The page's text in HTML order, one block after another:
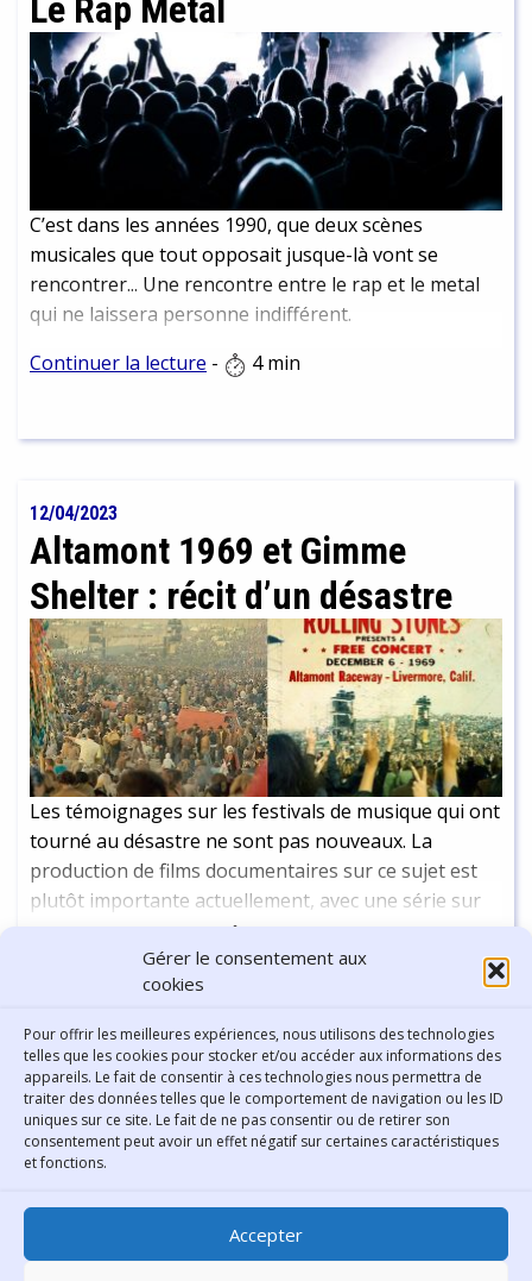
Gérer le consentement aux
cookies
Pour offrir les meilleures expériences, nous utilisons des technologies
telles que les cookies pour stocker et/ou accéder aux informations des
appareils. Le fait de consentir à ces technologies nous permettra de
traiter des données telles que le comportement de navigation ou les ID
uniques sur ce site. Le fait de ne pas consentir ou de retirer son
consentement peut avoir un effet négatif sur certaines caractéristiques
et fonctions.
Accepter
Le Rap Metal
C’est dans les années 1990, que deux scènes
musicales que tout opposait jusque-là vont se
rencontrer... Une rencontre entre le rap et le metal
qui ne laissera personne indifférent.
Continuer la lecture - 4 min
12/04/2023
Altamont 1969 et Gimme
Shelter : récit d’un désastre
Les témoignages sur les festivals de musique qui ont
tourné au désastre ne sont pas nouveaux. La
production de films documentaires sur ce sujet est
plutôt importante actuellement, avec une série sur
Woodstock 99, et un documentaire sur le Fyre
Festival, deux des festivals les plus connus pour leur
organisation chaotique. Pourtant, dès les années
Aujourd'hui, nous allons revenir sur le récit du
festival d’Altamont, notamment par le biais du film
Gimme Shelter, documentaire sur la tournée des
Rolling Stones aux Etats-Unis en 1969.
Afficher plus
Bibliothèque municipale de
Lyon